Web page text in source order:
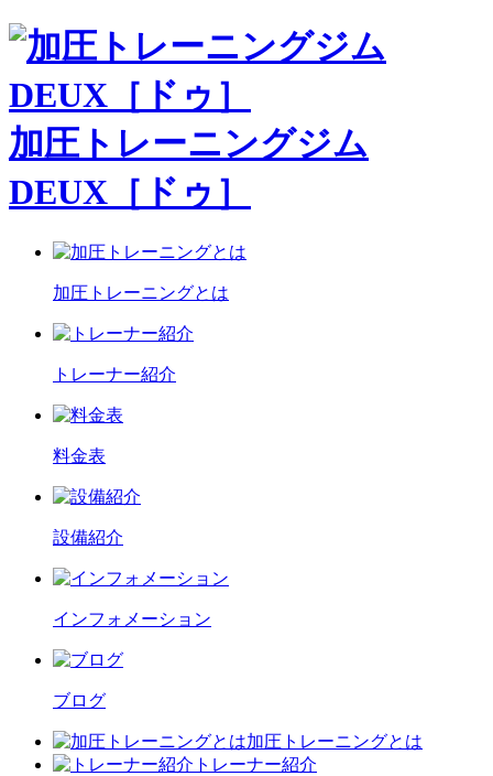
加圧トレーニングジム
DEUX［ドゥ］
加圧トレーニングとは
トレーナー紹介
料金表
設備紹介
インフォメーション
ブログ
加圧トレーニングとは
トレーナー紹介